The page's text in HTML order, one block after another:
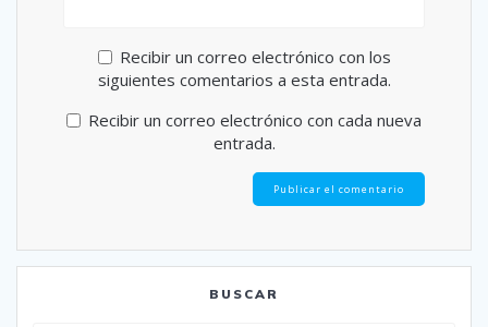
Recibir un correo electrónico con los
siguientes comentarios a esta entrada.
Recibir un correo electrónico con cada nueva
entrada.
BUSCAR